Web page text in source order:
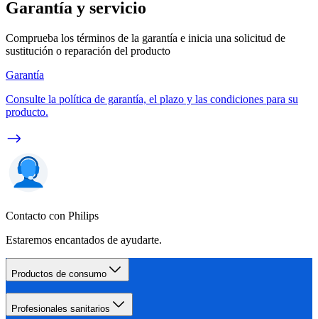
Garantía y servicio
Comprueba los términos de la garantía e inicia una solicitud de
sustitución o reparación del producto
Garantía
Consulte la política de garantía, el plazo y las condiciones para su
producto.
Contacto con Philips
Estaremos encantados de ayudarte.
Productos de consumo
Profesionales sanitarios